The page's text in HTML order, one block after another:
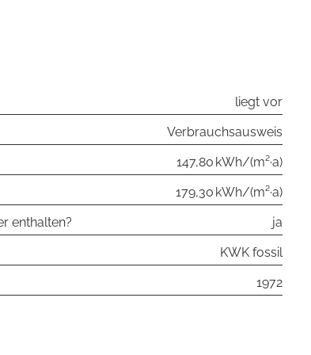
liegt vor
Verbrauchs­ausweis
147,80 kWh/(m²·a)
179,30 kWh/(m²·a)
enthalten?
ja
KWK fossil
1972